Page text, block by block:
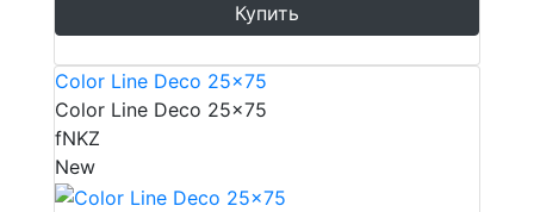
Купить
Color Line Deco 25x75
Color Line Deco 25x75
fNKZ
New